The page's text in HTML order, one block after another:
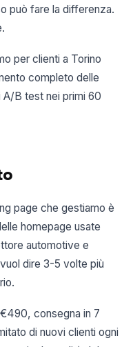
può fare la differenza.
per clienti a Torino
completo delle
A/B test nei primi 60
page che gestiamo è
homepage usate
automotive e
dire 3-5 volte più
consegna in 7
di nuovi clienti ogni